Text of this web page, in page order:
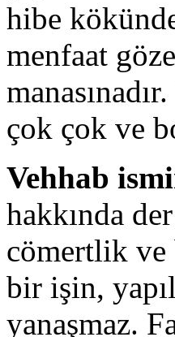
hibe
menfaat
çok çok ve
Vehhab
hakkında
cömertlik ve
bir işin,
yanaşmaz.